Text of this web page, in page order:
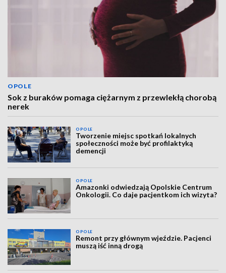
OPOLE
Sok z buraków pomaga ciężarnym z przewlekłą chorobą
nerek
OPOLE
Tworzenie miejsc spotkań lokalnych
społeczności może być profilaktyką
demencji
OPOLE
Amazonki odwiedzają Opolskie Centrum
Onkologii. Co daje pacjentkom ich wizyta?
OPOLE
Remont przy głównym wjeździe. Pacjenci
muszą iść inną drogą